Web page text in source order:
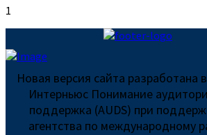
1
Новая версия сайта разработана
Интерньюс Понимание
поддержка (AUDS) при
агентства по международному